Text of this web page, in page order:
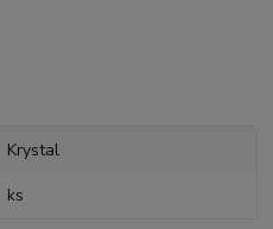
Krystal
ks